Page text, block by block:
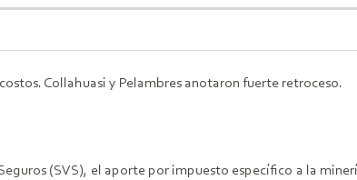
Collahuasi y Pelambres anotaron fuerte retroceso.
(SVS), el aporte por impuesto específico a la